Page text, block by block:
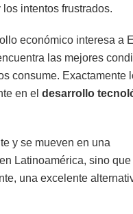
intentos frustrados.
económico interesa a
las mejores
consume. Exactamente
en el desarrollo
y se mueven en una
Latinoamérica, sino
una excelente